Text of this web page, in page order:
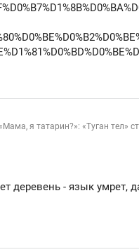
я татарин?»: «Туган тел»
деревень - язык умрет,